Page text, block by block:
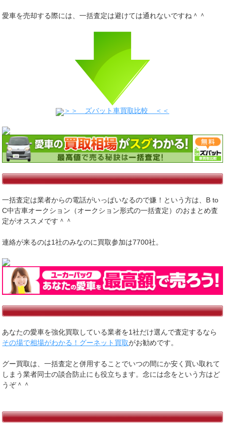
愛車を売却する際には、一括査定は避けては通れないですね＾＾
＞＞ ズバット車買取比較 ＜＜
一括査定は業者からの電話がいっぱいなるので嫌！という方は、B to
C中古車オークション（オークション形式の一括査定）のおまとめ査
定がオススメです＾＾
連絡が来るのは1社のみなのに買取参加は7700社。
あなたの愛車を強化買取している業者を1社だけ選んで査定するなら
その場で相場がわかる！グーネット買取がお勧めです。
グー買取は、一括査定と併用することでいつの間にか安く買い取れて
しまう業者同士の談合防止にも役立ちます。念には念をという方はど
うぞ＾＾